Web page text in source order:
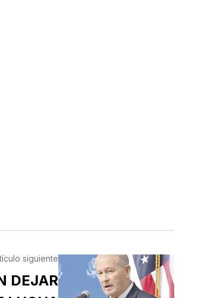
siguiente
DEJAR